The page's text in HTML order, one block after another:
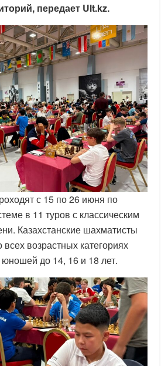
передает Ult.kz.
с 15 по 26 июня по
в 11 туров с классическим
Казахстанские шахматисты
возрастных категориях
до 14, 16 и 18 лет.